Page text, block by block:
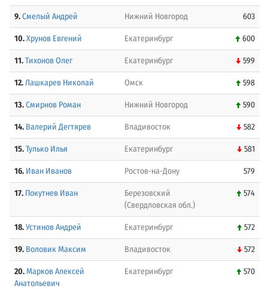
9.Смелый Андрей Нижний Новгород 603
10.Хрунов Евгений Екатеринбург 600
11.Тихонов Олег Екатеринбург 599
12.Лашкарев Николай Омск 598
13.Смирнов Роман Нижний Новгород 590
14. Валерий Дегтярев Владивосток 582
15.Тулько Илья Екатеринбург 581
16. Иван Иванов Ростов-на-Дону 579
17. Покутнев Иван
Березовский
(Свердловская обл.)
574
18.Устинов Андрей Екатеринбург 572
19. Воловик Максим Владивосток 572
20.Марков Алексей
Анатольевич
Екатеринбург 570